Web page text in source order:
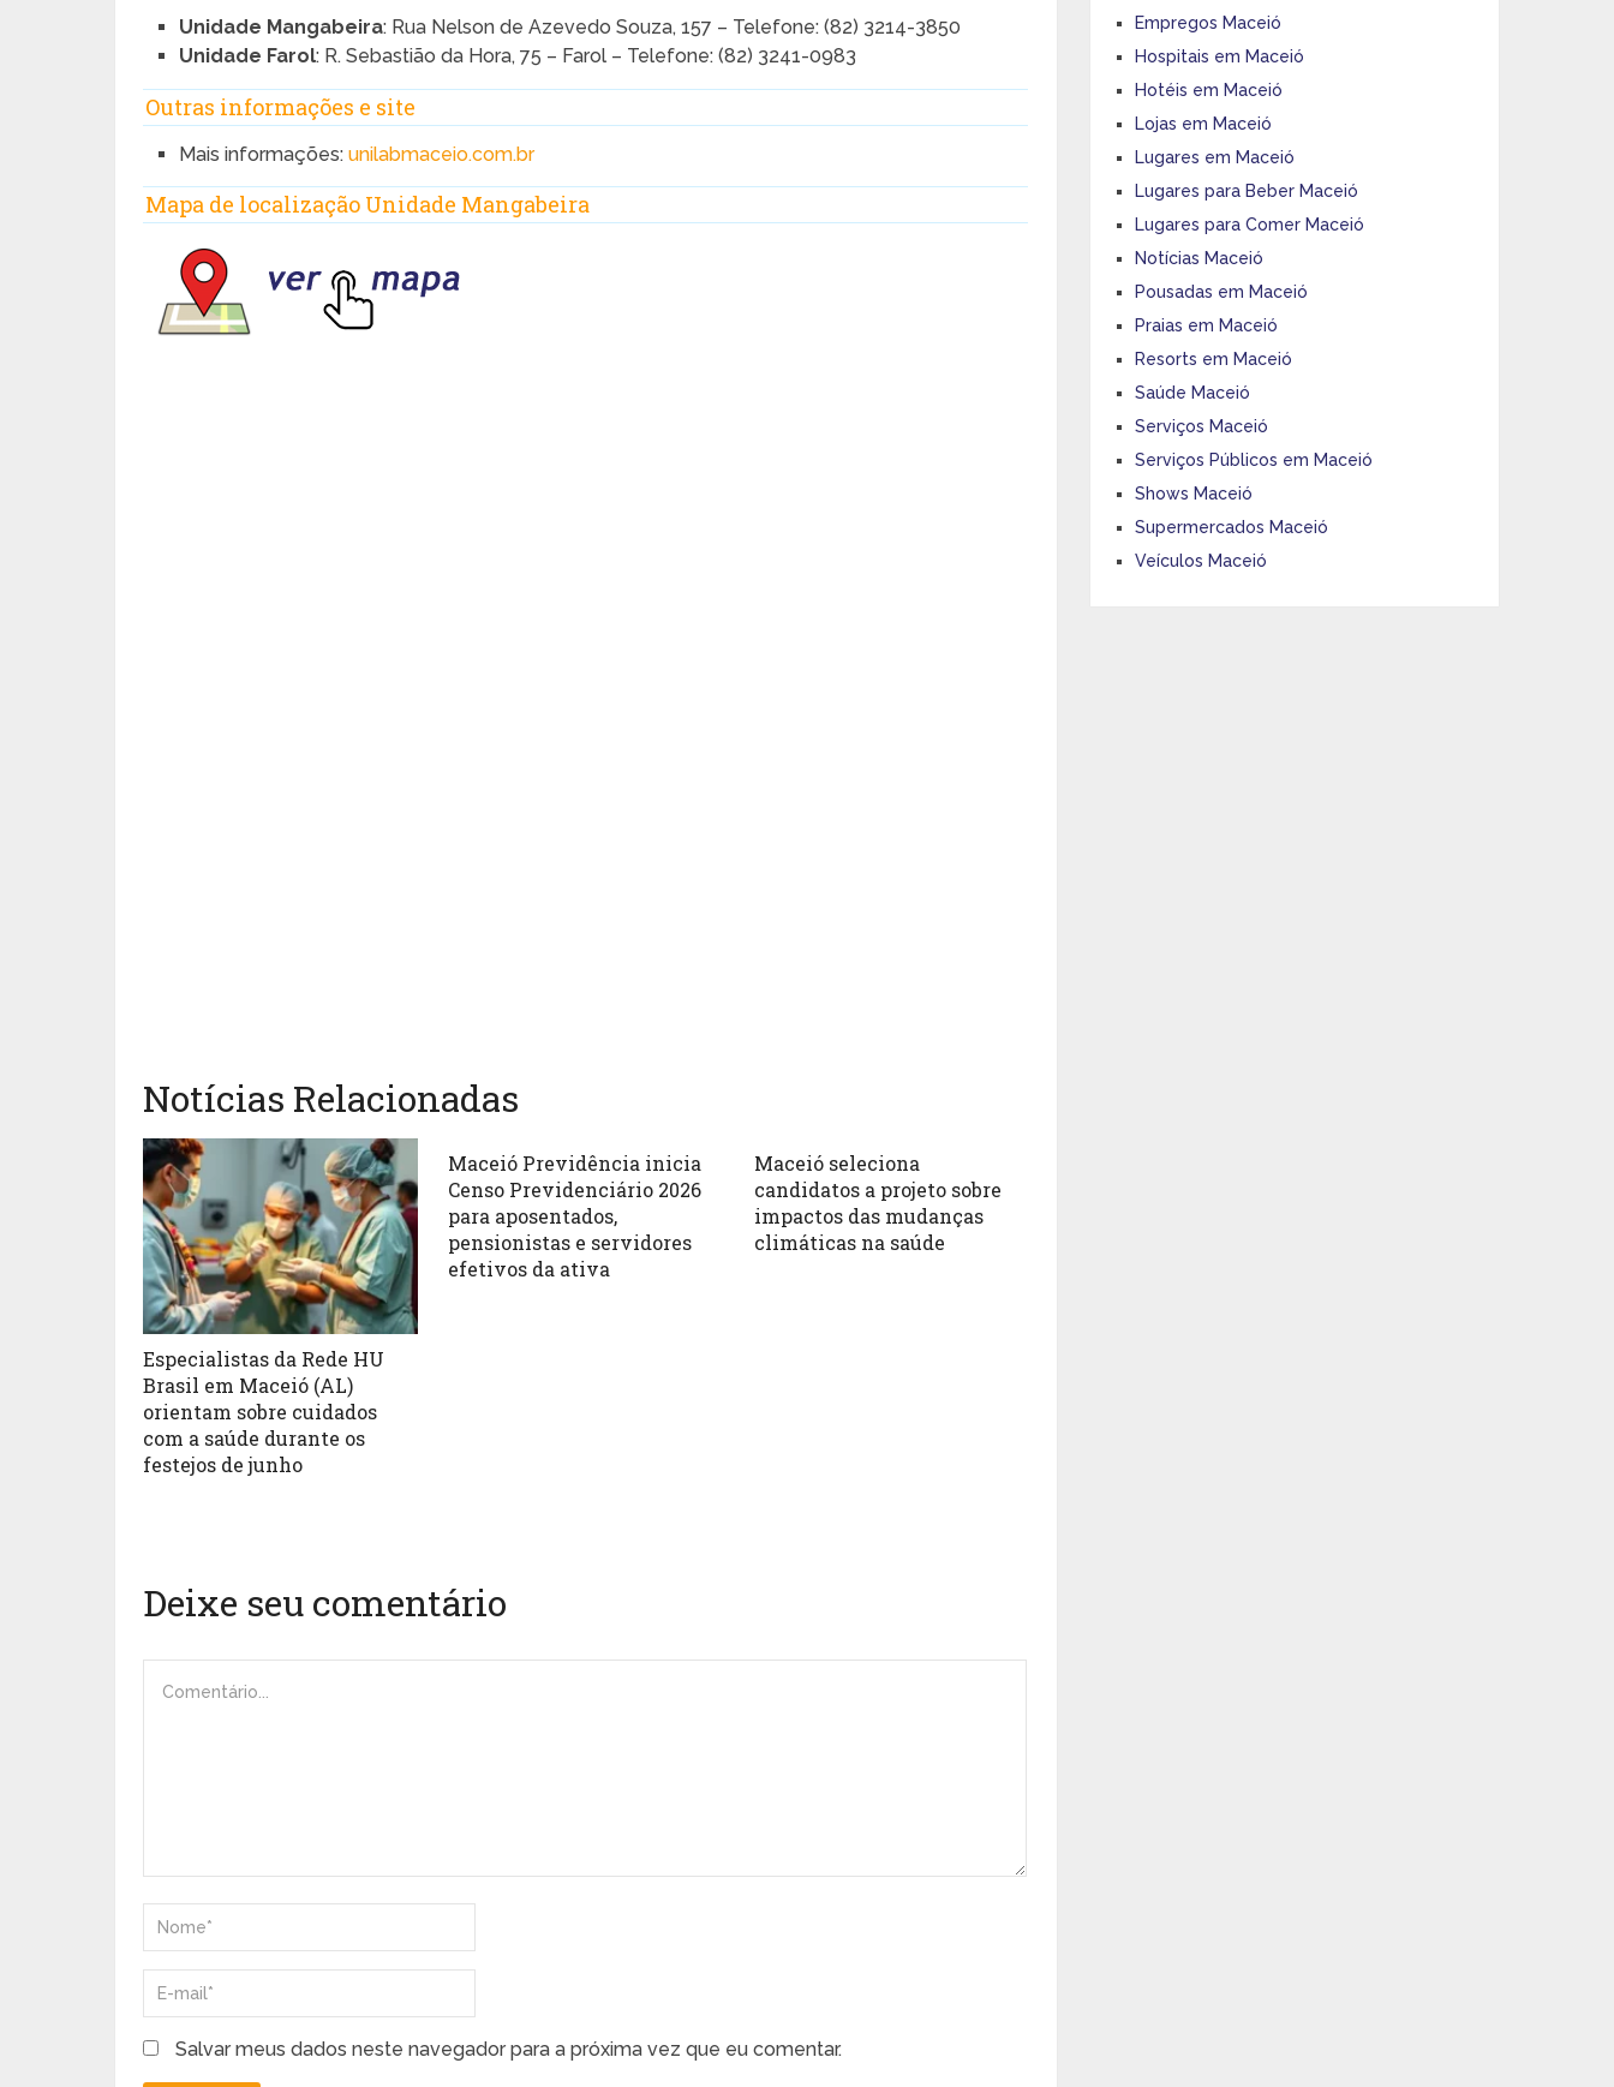
Unidade Mangabeira: Rua Nelson de Azevedo Souza, 157 – Telefone: (82) 3214-3850
Unidade Farol: R. Sebastião da Hora, 75 – Farol – Telefone: (82) 3241-0983
Outras informações e site
Mais informações:unilabmaceio.com.br
Mapa de localização Unidade Mangabeira
Notícias Relacionadas
Especialistas da Rede HU
Brasil em Maceió (AL)
orientam sobre cuidados
com a saúde durante os
festejos de junho
Maceió Previdência inicia
Censo Previdenciário 2026
para aposentados,
pensionistas e servidores
efetivos da ativa
Maceió seleciona
candidatos a projeto sobre
impactos das mudanças
climáticas na saúde
Deixe seu comentário
Salvar meus dados neste navegador para a próxima vez que eu comentar.
Empregos Maceió
Hospitais em Maceió
Hotéis em Maceió
Lojas em Maceió
Lugares em Maceió
Lugares para Beber Maceió
Lugares para Comer Maceió
Notícias Maceió
Pousadas em Maceió
Praias em Maceió
Resorts em Maceió
Saúde Maceió
Serviços Maceió
Serviços Públicos em Maceió
Shows Maceió
Supermercados Maceió
Veículos Maceió